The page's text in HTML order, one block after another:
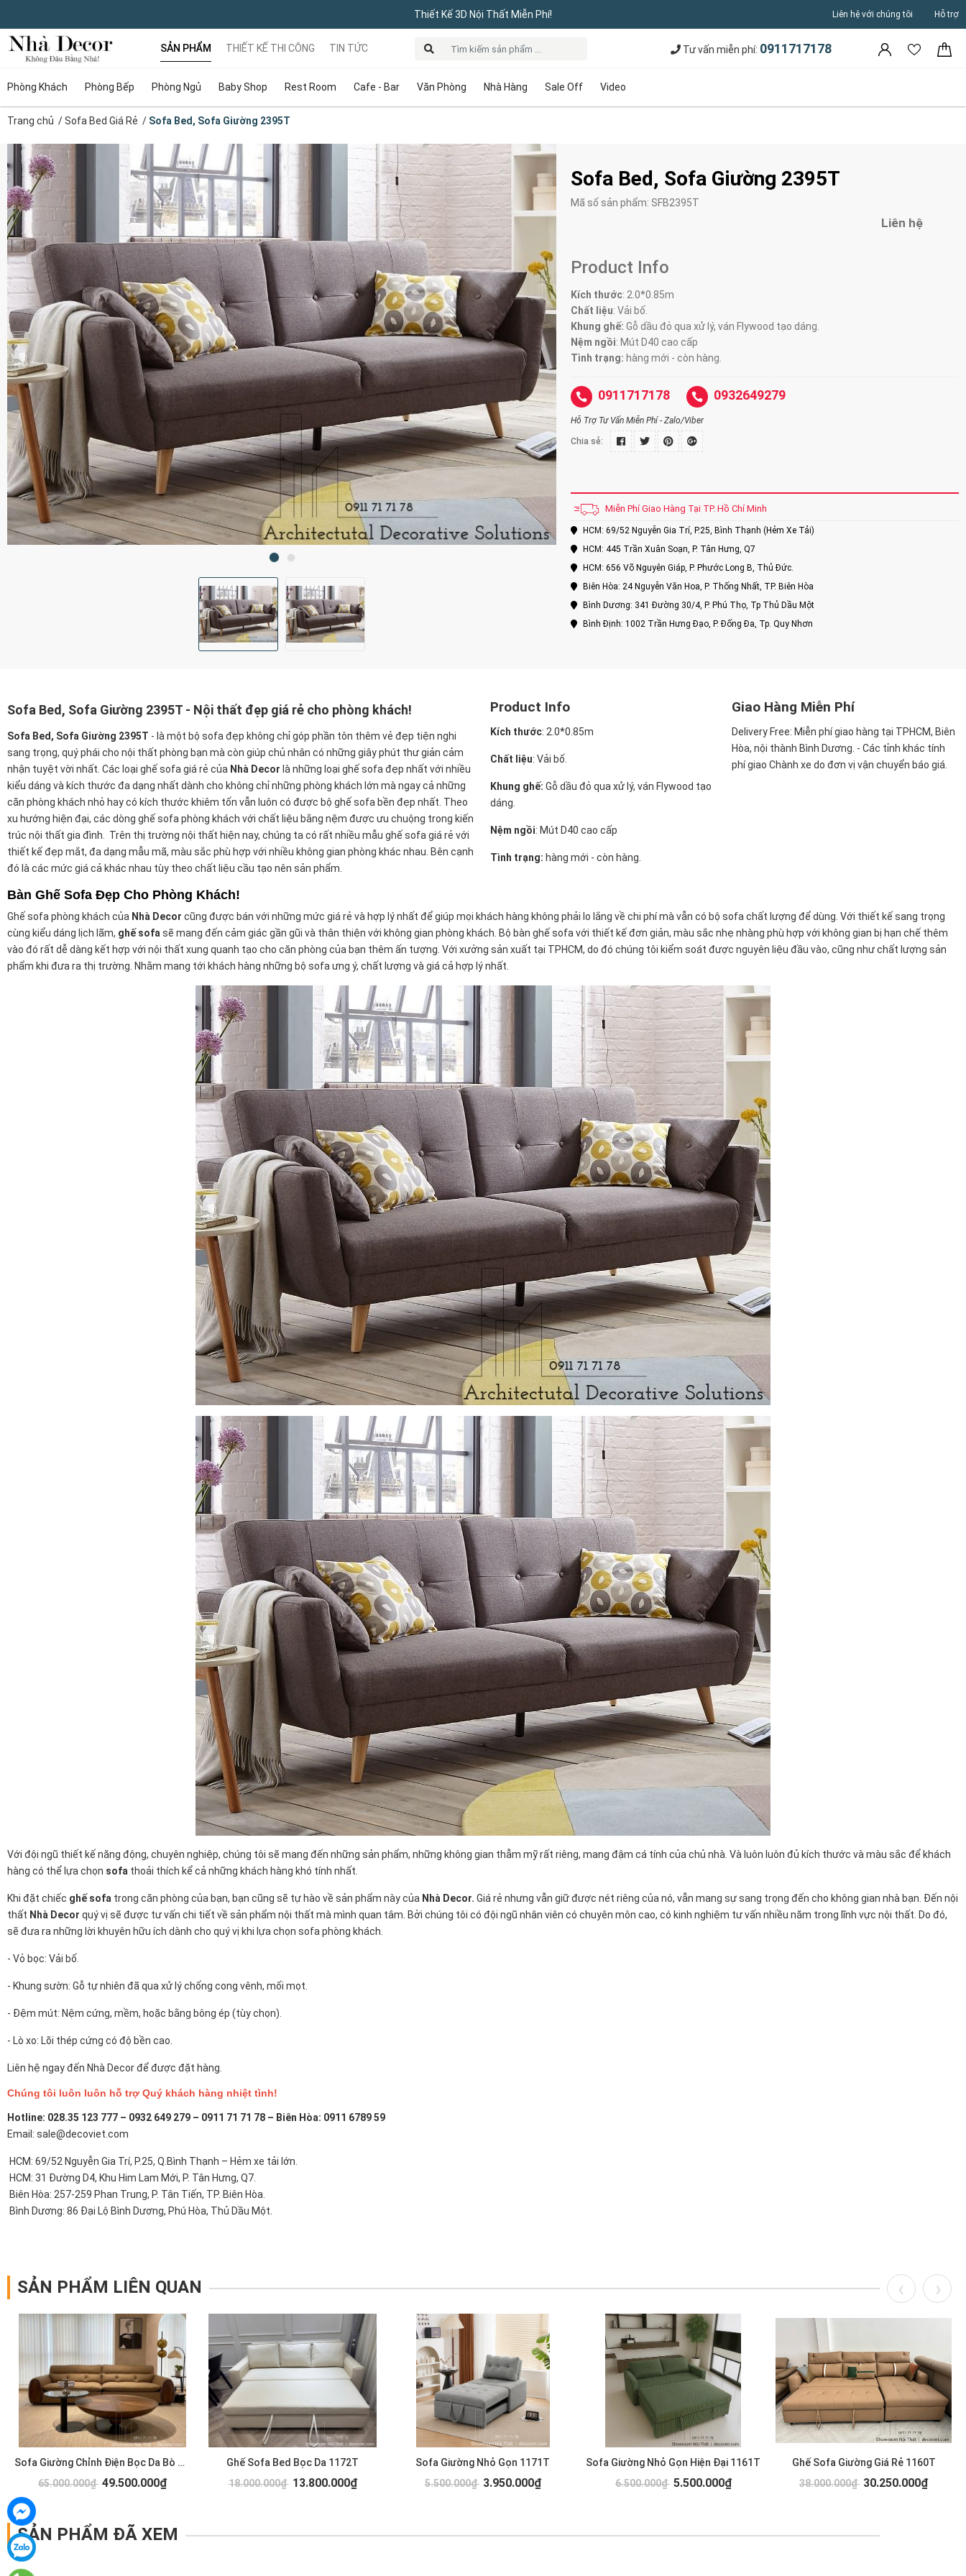
Thiết Kế 3D Nội Thất Miễn Phí! Liên hệ với chúng tôi Hỗ trợ
SẢN PHẨM
Phòng Khách Phòng Bếp Phòng Ngủ Baby Shop Rest Room Cafe - Bar Văn Phòng Nhà Hàng Sale Off Video
THIẾT KẾ THI CÔNG TIN TỨC Tư vấn miễn phí: 0911717178
Trang chủ /Sofa Bed Giá Rẻ / Sofa Bed, Sofa Giường 2395T
Sofa Bed, Sofa Giường 2395T
Mã số sản phẩm: SFB2395T
Liên hệ
Product Info
Kích thước: 2.0*0.85m
Chất liệu: Vải bố.
Khung ghế: Gỗ dầu đỏ qua xử lý, ván Flywood tạo dáng.
Nệm ngồi: Mút D40 cao cấp
Tình trạng: hàng mới - còn hàng.
0911717178 0932649279
Hỗ Trợ Tư Vấn Miễn Phí - Zalo/Viber
Chia sẻ:
Miễn Phí Giao Hàng Tại TP. Hồ Chí Minh
HCM: 69/52 Nguyễn Gia Trí, P.25, Bình Thạnh (Hẻm Xe Tải)
HCM: 445 Trần Xuân Soạn, P. Tân Hưng, Q7
HCM: 656 Võ Nguyên Giáp, P. Phước Long B, Thủ Đức.
Biên Hòa: 24 Nguyễn Văn Hoa, P. Thống Nhất, TP. Biên Hòa
Bình Dương: 341 Đường 30/4, P. Phú Thọ, Tp Thủ Dầu Một
Bình Định: 1002 Trần Hưng Đạo, P. Đống Đa, Tp. Quy Nhơn
Sofa Bed, Sofa Giường 2395T - Nội thất đẹp giá rẻ cho phòng khách!
Sofa Bed, Sofa Giường 2395T - là một bộ sofa đẹp không chỉ góp phần tôn thêm vẻ đẹp tiện nghi
sang trọng, quý phái cho nội thất phòng bạn mà còn giúp chủ nhân có những giây phút thư giản cảm
nhận tuyệt vời nhất. Các loại ghế sofa giá rẻ của Nhà Decor là những loại ghế sofa đẹp nhất với nhiều
kiểu dáng và kích thước đa dạng nhất dành cho không chỉ những phòng khách lớn mà ngay cả những
căn phòng khách nhỏ hay có kích thước khiêm tốn vẫn luôn có được bộ ghế sofa bền đẹp nhất. Theo
xu hướng hiện đại, các dòng ghế sofa phòng khách với chất liệu bằng nệm được ưu chuộng trong kiến
trúc nội thất gia đình. Trên thị trường nội thất hiện nay, chúng ta có rất nhiều mẫu ghế sofa giá rẻ với
thiết kế đẹp mắt, đa dạng mẫu mã, màu sắc phù hợp với nhiều không gian phòng khác nhau. Bên cạnh
đó là các mức giá cả khác nhau tùy theo chất liệu cầu tạo nên sản phẩm.
Product Info
Kích thước: 2.0*0.85m
Chất liệu: Vải bố.
Khung ghế: Gỗ dầu đỏ qua xử lý, ván Flywood tạo
dáng.
Nệm ngồi: Mút D40 cao cấp
Tình trạng: hàng mới - còn hàng.
Giao Hàng Miễn Phí
Delivery Free: Miễn phí giao hàng tại TPHCM, Biên
Hòa, nội thành Bình Dương. - Các tỉnh khác tính
phí giao Chành xe do đơn vị vận chuyển báo giá.
Bàn Ghế Sofa Đẹp Cho Phòng Khách!
Ghế sofa phòng khách của Nhà Decor cũng được bán với những mức giá rẻ và hợp lý nhất để giúp mọi khách hàng không phải lo lắng về chi phí mà vẫn có bộ sofa chất lượng để dùng. Với thiết kế sang trọng
cùng kiểu dáng lịch lãm, ghế sofa sẽ mang đến cảm giác gần gũi và thân thiện với không gian phòng khách. Bộ bàn ghế sofa với thiết kế đơn giản, màu sắc nhẹ nhàng phù hợp với không gian bị hạn chế thêm
vào đó rất dễ dàng kết hợp với nội thất xung quanh tạo cho căn phòng của bạn thêm ấn tượng. Với xưởng sản xuất tại TPHCM, do đó chúng tôi kiểm soát được nguyên liệu đầu vào, cũng như chất lượng sản
phẩm khi đưa ra thị trường. Nhằm mang tới khách hàng những bộ sofa ưng ý, chất lượng và giá cả hợp lý nhất.
Với đội ngũ thiết kế năng động, chuyên nghiệp, chúng tôi sẽ mang đến những sản phẩm, những không gian thẫm mỹ rất riêng, mang đậm cá tính của chủ nhà. Và luôn luôn đủ kích thước và màu sắc để khách
hàng có thể lựa chọn sofa thoải thích kể cả những khách hàng khó tính nhất.
Khi đặt chiếc ghế sofa trong căn phòng của bạn, bạn cũng sẽ tự hào về sản phẩm này của Nhà Decor. Giá rẻ nhưng vẫn giữ được nét riêng của nó, vẫn mang sự sang trọng đến cho không gian nhà bạn. Đến nội
thất Nhà Decor quý vị sẽ được tư vấn chi tiết về sản phẩm nội thất mà mình quan tâm. Bởi chúng tôi có đội ngũ nhân viên có chuyên môn cao, có kinh nghiệm tư vấn nhiều năm trong lĩnh vực nội thất. Do đó,
sẽ đưa ra những lời khuyên hữu ích dành cho quý vị khi lựa chọn sofa phòng khách.
- Vỏ bọc: Vải bố.
- Khung sườn: Gỗ tự nhiên đã qua xử lý chống cong vênh, mối mọt.
- Đệm mút: Nệm cứng, mềm, hoặc bằng bông ép (tùy chọn).
- Lò xo: Lõi thép cứng có độ bền cao.
Liên hệ ngay đến Nhà Decor để được đặt hàng.
Chúng tôi luôn luôn hỗ trợ Quý khách hàng nhiệt tình!
Hotline: 028.35 123 777 – 0932 649 279 – 0911 71 71 78 – Biên Hòa: 0911 6789 59
Email: sale@decoviet.com
HCM: 69/52 Nguyễn Gia Trí, P.25, Q.Bình Thạnh – Hẻm xe tải lớn.
HCM: 31 Đường D4, Khu Him Lam Mới, P. Tân Hưng, Q7.
Biên Hòa: 257-259 Phan Trung, P. Tân Tiến, TP. Biên Hòa.
Bình Dương: 86 Đại Lộ Bình Dương, Phú Hòa, Thủ Dầu Một.
SẢN PHẨM LIÊN QUAN
Sofa Giường Chỉnh Điện Bọc Da Bò 1177T
65.000.000₫ 49.500.000₫
Ghế Sofa Bed Bọc Da 1172T
18.000.000₫ 13.800.000₫
Sofa Giường Nhỏ Gọn 1171T
5.500.000₫ 3.950.000₫
Sofa Giường Nhỏ Gọn Hiện Đại 1161T
6.500.000₫ 5.500.000₫
Ghế Sofa Giường Giá Rẻ 1160T
38.000.000₫ 30.250.000₫
SẢN PHẨM ĐÃ XEM